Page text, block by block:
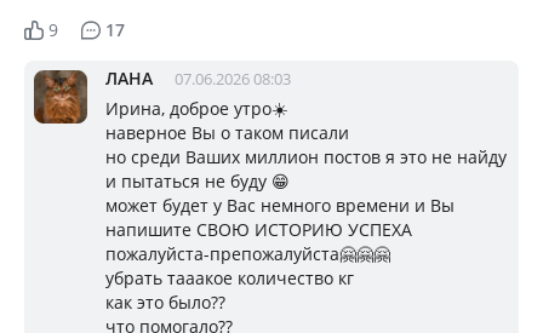
9
17
ЛАНА 07.06.2026 08:03
Ирина, доброе утро☀️
наверное Вы о таком писали
но среди Ваших миллион постов я это не найду
и пытаться не буду 😁
может будет у Вас немного времени и Вы
напишите СВОЮ ИСТОРИЮ УСПЕХА
пожалуйста-препожалуйста🤗🤗🤗
убрать тааакое количество кг
как это было??
что помогало??